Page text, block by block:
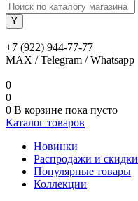
+7 (922) 944-77-77
MAX / Telegram / Whatsapp
0
0
0 В корзине пока пусто
Каталог товаров
Новинки
Распродажи и скидки
Популярные товары
Коллекции